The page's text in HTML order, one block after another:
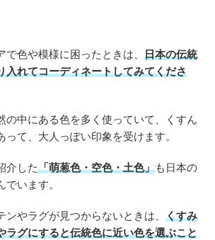
色や模様に困ったときは、 日本の伝統
入れてコーディネートしてみてくださ
の中にある色を多く使っていて、くすん
って、大人っぽい印象を受けます。
介した「萌葱色・空色・土色」も日本の
います。
ンやラグが見つからないときは、 くすみ
ラグにすると伝統色に近い色を選ぶこと